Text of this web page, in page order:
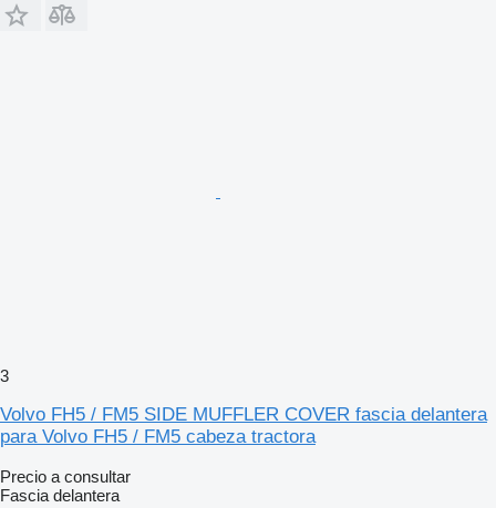
3
Volvo FH5 / FM5 SIDE MUFFLER COVER fascia delantera
para Volvo FH5 / FM5 cabeza tractora
Precio a consultar
Fascia delantera